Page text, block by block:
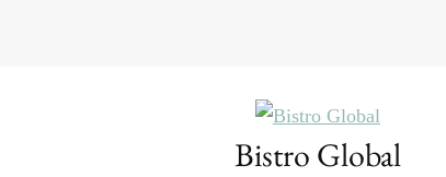
Bistro Global